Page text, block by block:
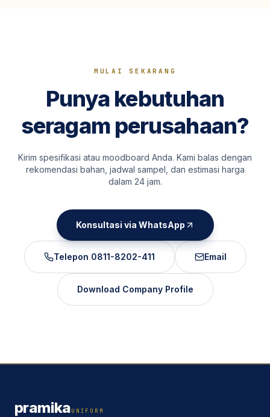
MULAI SEKARANG
Punya kebutuhan
seragam perusahaan?
Kirim spesifikasi atau moodboard Anda. Kami balas dengan
rekomendasi bahan, jadwal sampel, dan estimasi harga
dalam 24 jam.
Konsultasi via WhatsApp
Telepon 0811-8202-411 Email
Download Company Profile
pramikaUNIFORM